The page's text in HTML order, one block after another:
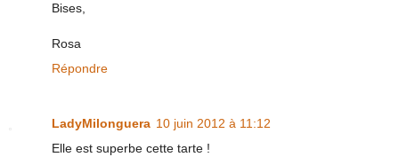
Bises,
Rosa
Répondre
LadyMilonguera 10 juin 2012 à 11:12
Elle est superbe cette tarte !